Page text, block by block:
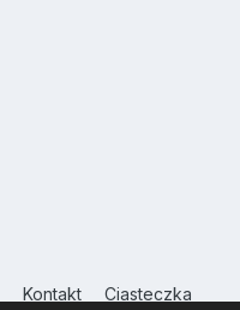
Kontakt Ciasteczka